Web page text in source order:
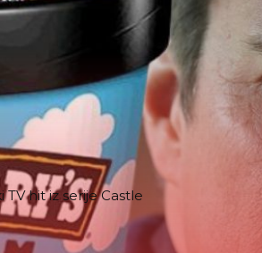
hit iz serije Castle